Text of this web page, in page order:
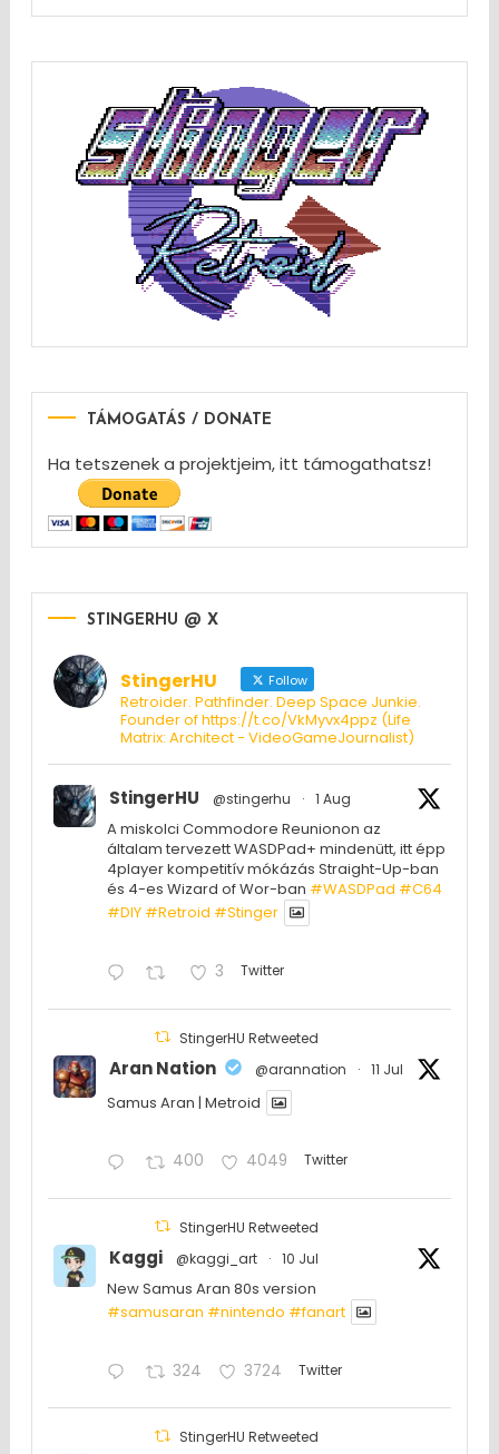
TÁMOGATÁS / DONATE
Ha tetszenek a projektjeim, itt támogathatsz!
STINGERHU @ X
StingerHU Follow
Retroider. Pathfinder. Deep Space Junkie.
Founder of https://t.co/VkMyvx4ppz (Life
Matrix: Architect - VideoGameJournalist)
StingerHU @stingerhu · 1 Aug
A miskolci Commodore Reunionon az
általam tervezett WASDPad+ mindenütt, itt épp
4player kompetitív mókázás Straight-Up-ban
és 4-es Wizard of Wor-ban #WASDPad #C64
#DIY #Retroid #Stinger
3 Twitter
StingerHU Retweeted
Aran Nation @arannation · 11 Jul
Samus Aran | Metroid
400 4049 Twitter
StingerHU Retweeted
Kaggi @kaggi_art · 10 Jul
New Samus Aran 80s version
#samusaran #nintendo #fanartㅤㅤㅤㅤ
324 3724 Twitter
StingerHU Retweeted